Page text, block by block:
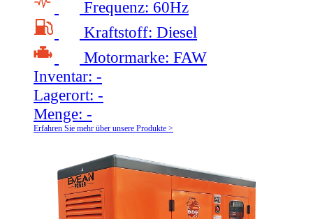
Frequenz: 60Hz
Kraftstoff: Diesel
Motormarke: FAW
Inventar: -
Lagerort: -
Menge: -
Erfahren Sie mehr über unsere Produkte >